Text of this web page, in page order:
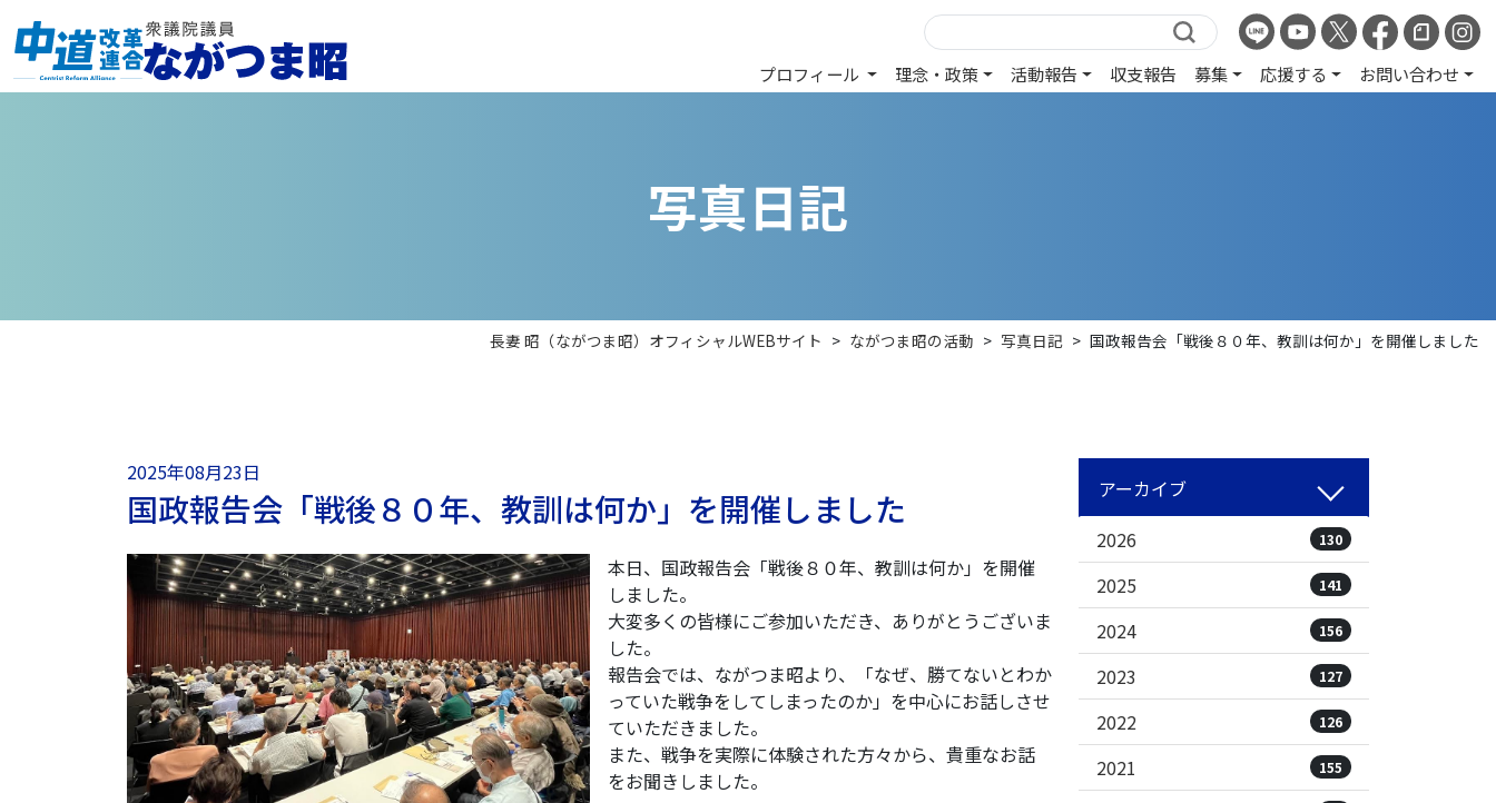
プロフィール 理念・政策 活動報告 収支報告 募集 応援する お問い合わせ
写真日記
長妻 昭（ながつま昭）オフィシャルWEBサイト > ながつま昭の活動 > 写真日記 > 国政報告会「戦後８０年、教訓は何か」を開催しました
2025年08月23日
国政報告会「戦後８０年、教訓は何か」を開催しました
本日、国政報告会「戦後８０年、教訓は何か」を開催
しました。
大変多くの皆様にご参加いただき、ありがとうございま
した。
報告会では、ながつま昭より、「なぜ、勝てないとわか
っていた戦争をしてしまったのか」を中心にお話しさせ
ていただきました。
また、戦争を実際に体験された方々から、貴重なお話
をお聞きしま した。
アーカイブ
2026
130
2025 141
2024 156
2023 127
2022 126
2021 155